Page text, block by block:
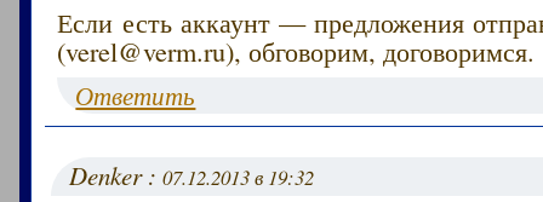
Если есть аккаунт — предложения
(verel@verm.ru), обговорим, договоримся.
Ответить
Denker :07.12.2013 в 19:32